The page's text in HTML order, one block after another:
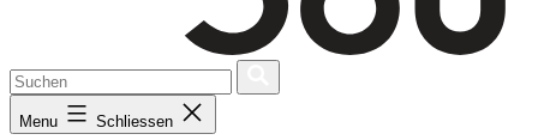
Menu Schliessen